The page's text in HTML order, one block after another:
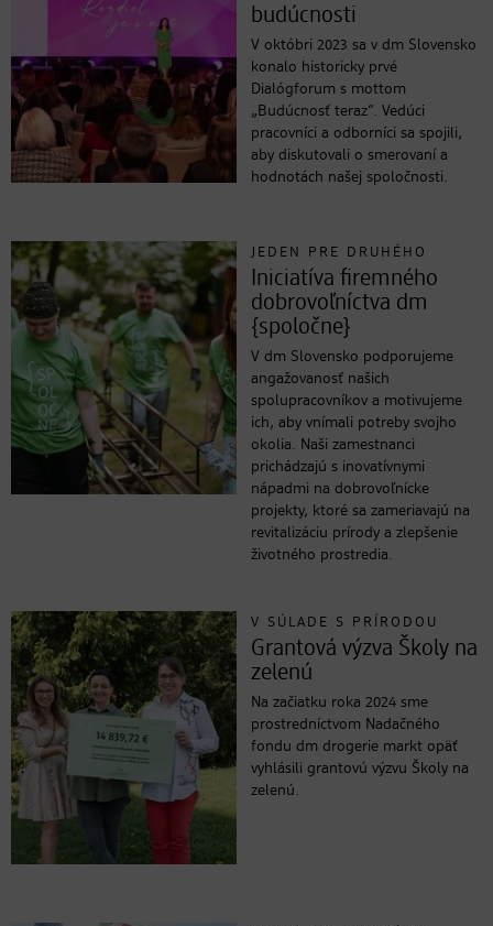
budúcnosti
V októbri 2023 sa v dm Slovensko
konalo historicky prvé
Dialógforum s mottom
„Budúcnosť teraz“. Vedúci
pracovníci a odborníci sa spojili,
aby diskutovali o smerovaní a
hodnotách našej spoločnosti.
JEDEN PRE DRUHÉHO
Iniciatíva firemného
dobrovoľníctva dm
{spoločne}
V dm Slovensko podporujeme
angažovanosť našich
spolupracovníkov a motivujeme
ich, aby vnímali potreby svojho
okolia. Naši zamestnanci
prichádzajú s inovatívnymi
nápadmi na dobrovoľnícke
projekty, ktoré sa zameriavajú na
revitalizáciu prírody a zlepšenie
životného prostredia.
V SÚLADE S PRÍRODOU
Grantová výzva Školy na
zelenú
Na začiatku roka 2024 sme
prostredníctvom Nadačného
fondu dm drogerie markt opäť
vyhlásili grantovú výzvu Školy na
zelenú.